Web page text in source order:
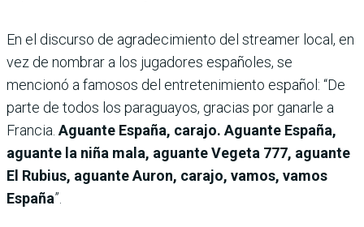
En el discurso de agradecimiento del streamer local, en
vez de nombrar a los jugadores españoles, se
mencionó a famosos del entretenimiento español: “De
parte de todos los paraguayos, gracias por ganarle a
Francia. Aguante España, carajo. Aguante España,
aguante la niña mala, aguante Vegeta 777, aguante
El Rubius, aguante Auron, carajo, vamos, vamos
España”.